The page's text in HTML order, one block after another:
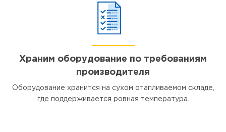
Храним оборудование по требованиям
производителя
Оборудование хранится на сухом отапливаемом складе,
где поддерживается ровная температура.